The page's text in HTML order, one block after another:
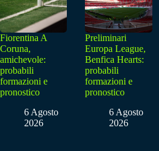
Fiorentina A
Coruna,
amichevole:
probabili
formazioni e
pronostico
6 Agosto
2026
Preliminari
Europa League,
Benfica Hearts:
probabili
formazioni e
pronostico
6 Agosto
2026